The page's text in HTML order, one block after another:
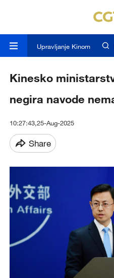
Upravljanje Kinom
Kinesko
negira navode
10:27:43,25-Aug-2025
Share